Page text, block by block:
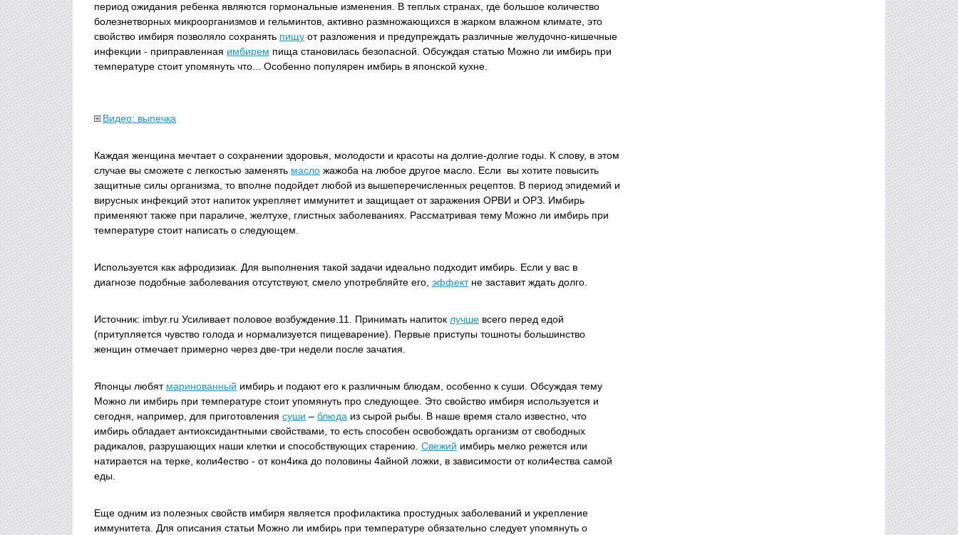
период ожидания ребенка являются гормональные изменения. В теплых странах, где большое количество
болезнетворных микроорганизмов и гельминтов, активно размножающихся в жарком влажном климате, это
свойство имбиря позволяло сохранять пищу от разложения и предупреждать различные желудочно-кишечные
инфекции - приправленная имбирем пища становилась безопасной. Обсуждая статью Можно ли имбирь при
температуре стоит упомянуть что... Особенно популярен имбирь в японской кухне.
Видео: выпечка
Каждая женщина мечтает о сохранении здоровья, молодости и красоты на долгие-долгие годы. К слову, в этом
случае вы сможете с легкостью заменять масло жажоба на любое другое масло. Если вы хотите повысить
защитные силы организма, то вполне подойдет любой из вышеперечисленных рецептов. В период эпидемий и
вирусных инфекций этот напиток укрепляет иммунитет и защищает от заражения ОРВИ и ОРЗ. Имбирь
применяют также при параличе, желтухе, глистных заболеваниях. Рассматривая тему Можно ли имбирь при
температуре стоит написать о следующем.
Используется как афродизиак. Для выполнения такой задачи идеально подходит имбирь. Если у вас в
диагнозе подобные заболевания отсутствуют, смело употребляйте его, эффектне заставит ждать долго.
Источник: imbyr.ru Усиливает половое возбуждение.11. Принимать напиток лучше всего перед едой
(притупляется чувство голода и нормализуется пищеварение). Первые приступы тошноты большинство
женщин отмечает примерно через две-три недели после зачатия.
Японцы любят маринованный имбирь и подают его к различным блюдам, особенно к суши. Обсуждая тему
Можно ли имбирь при температуре стоит упомянуть про следующее. Это свойство имбиря используется и
сегодня, например, для приготовления суши – блюда из сырой рыбы. В наше время стало известно, что
имбирь обладает антиоксидантными свойствами, то есть способен освобождать организм от свободных
радикалов, разрушающих наши клетки и способствующих старению. Свежий имбирь мелко режется или
натирается на терке, коли4ество - от кон4ика до половины 4айной ложки, в зависимости от коли4ества самой
еды.
Еще одним из полезных свойств имбиря является профилактика простудных заболеваний и укрепление
иммунитета. Для описания статьи Можно ли имбирь при температуре обязательно следует упомянуть о